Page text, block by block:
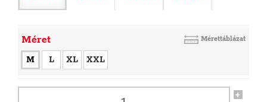
Méret Mérettáblázat
M L XL XXL
+